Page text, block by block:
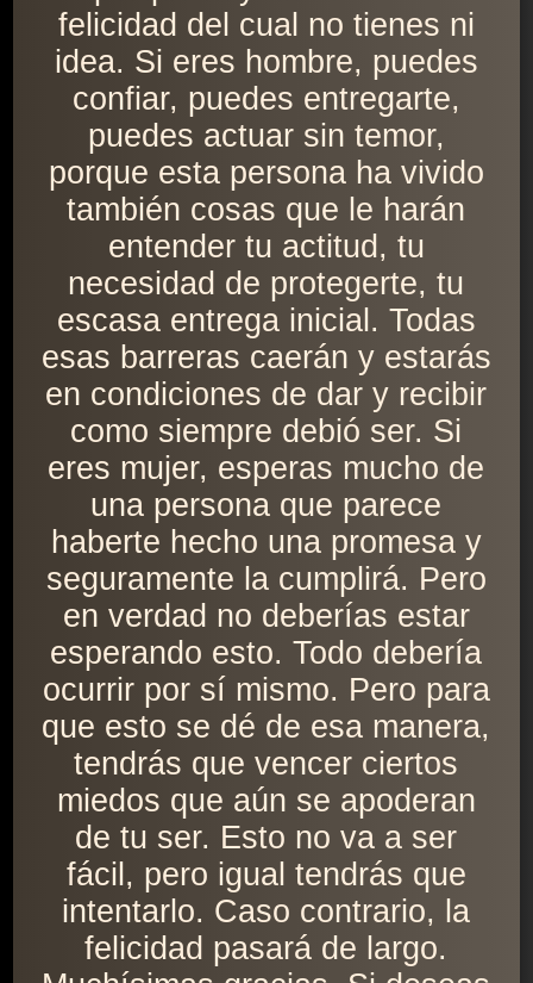
felicidad del cual no tienes ni
idea. Si eres hombre, puedes
confiar, puedes entregarte,
puedes actuar sin temor,
porque esta persona ha vivido
también cosas que le harán
entender tu actitud, tu
necesidad de protegerte, tu
escasa entrega inicial. Todas
esas barreras caerán y estarás
en condiciones de dar y recibir
como siempre debió ser. Si
eres mujer, esperas mucho de
una persona que parece
haberte hecho una promesa y
seguramente la cumplirá. Pero
en verdad no deberías estar
esperando esto. Todo debería
ocurrir por sí mismo. Pero para
que esto se dé de esa manera,
tendrás que vencer ciertos
miedos que aún se apoderan
de tu ser. Esto no va a ser
fácil, pero igual tendrás que
intentarlo. Caso contrario, la
felicidad pasará de largo.